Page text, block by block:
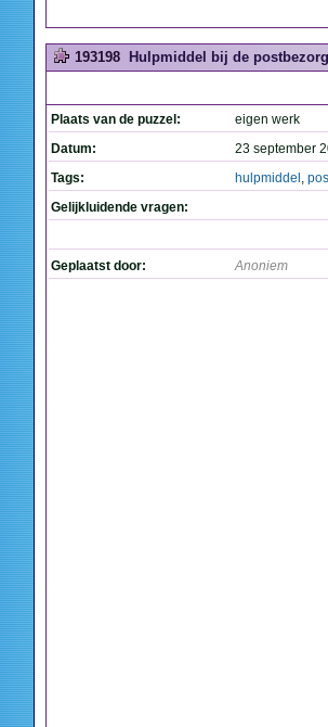
193198 Hulpmiddel bij de
Plaats van de puzzel:
eigen werk
Datum:
23 september
Tags:
hulpmiddel ,
Gelijkluidende vragen:
Geplaatst door: Anoniem